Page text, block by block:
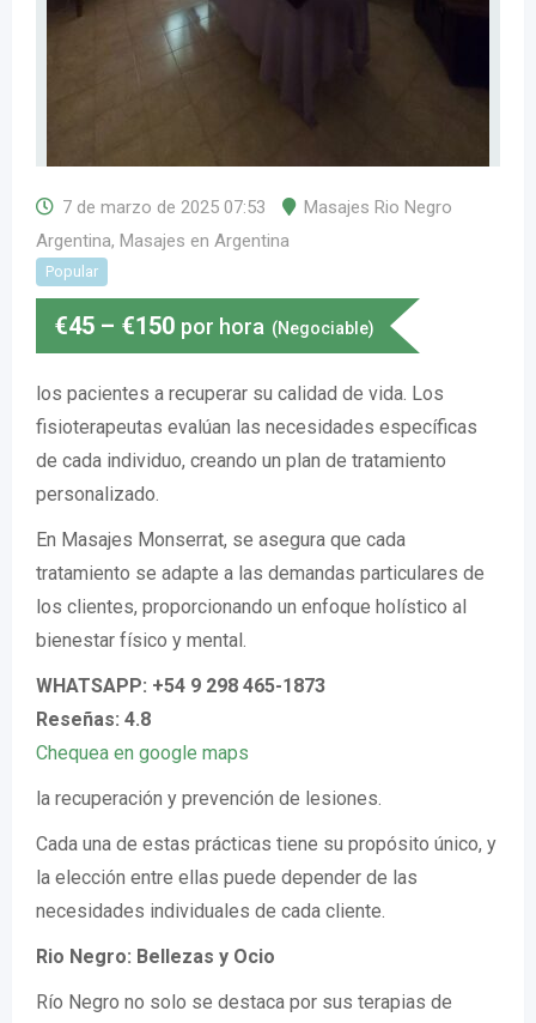
7 de marzo de 2025 07:53
Masajes Rio Negro
Argentina, Masajes en Argentina
Popular
€45 – €150 por hora (Negociable)
los pacientes a recuperar su calidad de vida. Los
fisioterapeutas evalúan las necesidades específicas
de cada individuo, creando un plan de tratamiento
personalizado.
En Masajes Monserrat, se asegura que cada
tratamiento se adapte a las demandas particulares de
los clientes, proporcionando un enfoque holístico al
bienestar físico y mental.
WHATSAPP: +54 9 298 465-1873
Reseñas: 4.8
Chequea en google maps
la recuperación y prevención de lesiones.
Cada una de estas prácticas tiene su propósito único, y
la elección entre ellas puede depender de las
necesidades individuales de cada cliente.
Rio Negro: Bellezas y Ocio
Río Negro no solo se destaca por sus terapias de